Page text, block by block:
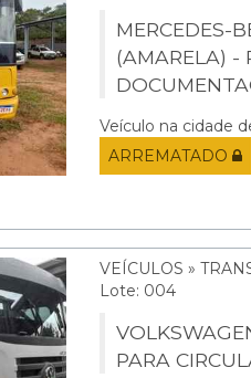
MERCEDES-
(AMARELA) -
Veículo na cidade
ARREMATADO
VEÍCULOS »
Lote: 004
PARA